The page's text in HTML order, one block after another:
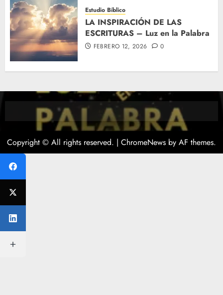
Estudio Bíblico
LA INSPIRACIÓN DE LAS
ESCRITURAS – Luz en la Palabra
FEBRERO 12, 2026 0
Copyright © All rights reserved. | ChromeNews by AF themes.